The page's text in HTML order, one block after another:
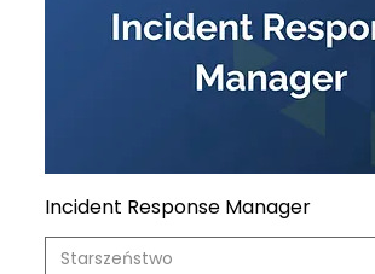
Incident Response Manager